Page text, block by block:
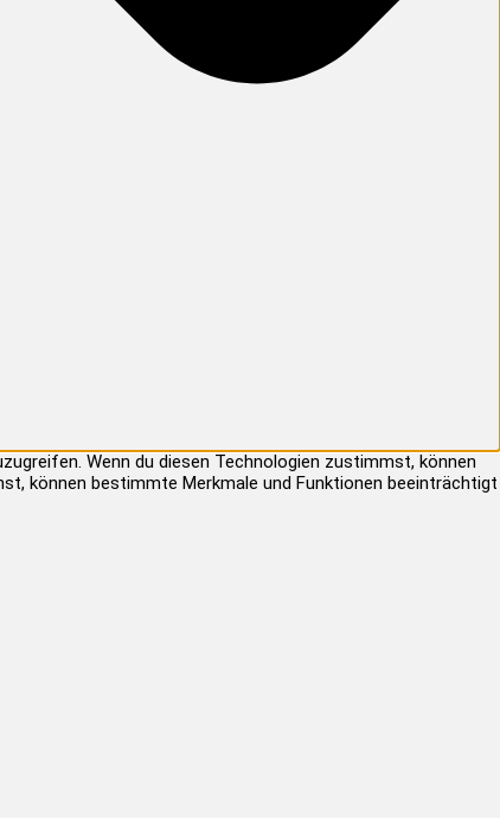
Wenn du diesen Technologien zustimmst, können
können bestimmte Merkmale und Funktionen beeinträchtigt